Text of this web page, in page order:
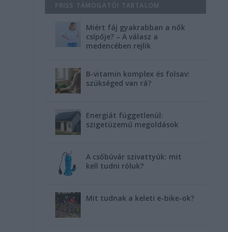
FRISS TÁMOGATÓI TARTALOM
Miért fáj gyakrabban a nők
csípője? – A válasz a
medencében rejlik
B-vitamin komplex és folsav:
szükséged van rá?
Energiát függetlenül:
szigetüzemű megoldások
A csőbúvár szivattyúk: mit
kell tudni róluk?
Mit tudnak a keleti e-bike-ok?